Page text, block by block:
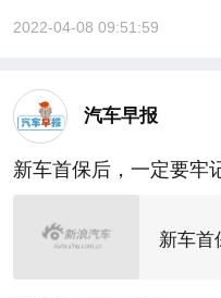
2022-04-08 09:51:59
汽车早报
新车首保后，一定要牢
新车首